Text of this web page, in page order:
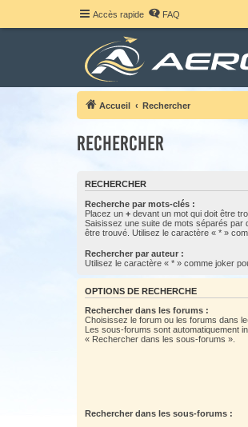
Accès rapide FAQ
Accueil Rechercher
Rechercher
RECHERCHER
Recherche par mots-clés :
Placez un + devant un mot qui doit être
Saisissez une suite de mots séparés par
être trouvé. Utilisez le caractère « * »
Rechercher par auteur :
Utilisez le caractère « * » comme joker
OPTIONS DE RECHERCHE
Rechercher dans les forums :
Choisissez le forum ou les forums dans
Les sous-forums sont automatiquement
« Rechercher dans les sous-forums ».
Rechercher dans les sous-forums :